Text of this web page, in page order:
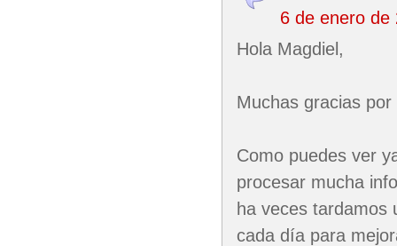
6 de enero de
Hola Magdiel,
Muchas gracias
Como puedes ver
procesar mucha
ha veces tardamos
cada día para